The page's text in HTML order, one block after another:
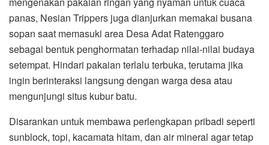
panas, Nesian Trippers juga dianjurkan memakai busana
sopan saat memasuki area Desa Adat Ratenggaro
sebagai bentuk penghormatan terhadap nilai-nilai budaya
setempat. Hindari pakaian terlalu terbuka, terutama jika
ingin berinteraksi langsung dengan warga desa atau
mengunjungi situs kubur batu.
Disarankan untuk membawa perlengkapan pribadi seperti
sunblock, topi, kacamata hitam, dan air mineral agar tetap